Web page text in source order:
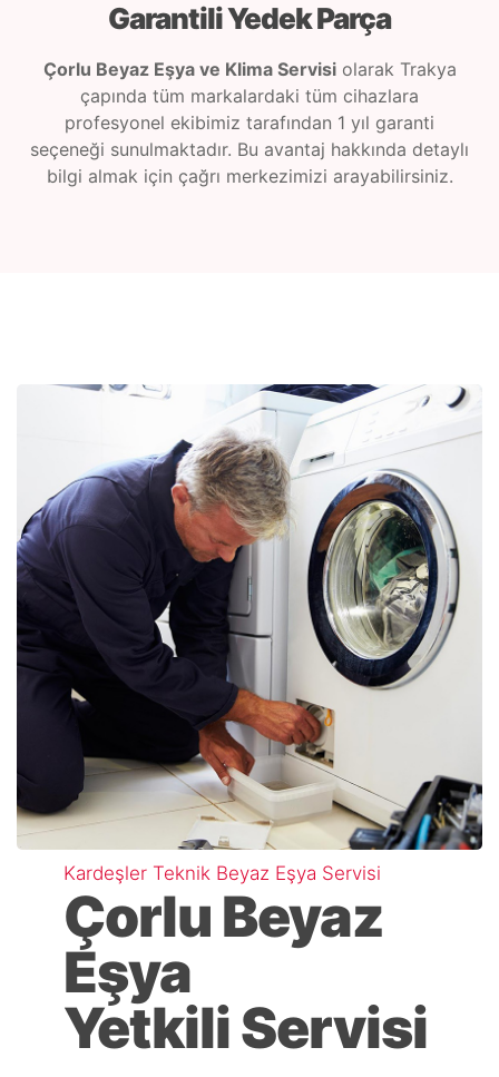
Garantili Yedek Parça
Çorlu Beyaz Eşya ve Klima Servisiolarak Trakya
çapında tüm markalardaki tüm cihazlara
profesyonel ekibimiz tarafından 1 yıl garanti
seçeneği sunulmaktadır. Bu avantaj hakkında detaylı
bilgi almak için çağrı merkezimizi arayabilirsiniz.
Kardeşler Teknik Beyaz Eşya Servisi
Çorlu Beyaz
Eşya
Yetkili Servisi